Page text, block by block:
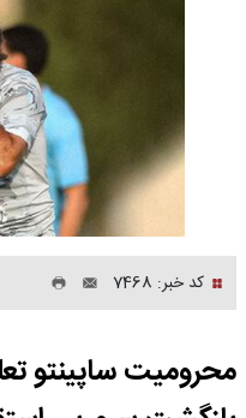
کد خبر: 7468
محرومیت ساپینتو